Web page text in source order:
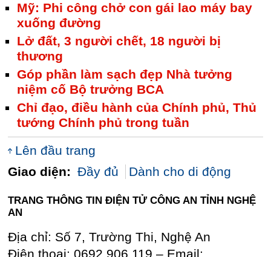
Mỹ: Phi công chở con gái lao máy bay
xuống đường
Lở đất, 3 người chết, 18 người bị
thương
Góp phần làm sạch đẹp Nhà tưởng
niệm cố Bộ trưởng BCA
Chỉ đạo, điều hành của Chính phủ, Thủ
tướng Chính phủ trong tuần
Lên đầu trang
Giao diện: Đầy đủ Dành cho di động
TRANG THÔNG TIN ĐIỆN TỬ CÔNG AN TỈNH NGHỆ
AN
Địa chỉ: Số 7, Trường Thi, Nghệ An
Điện thoại: 0692 906 119 – Email: